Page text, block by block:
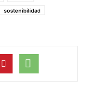
sostenibilidad